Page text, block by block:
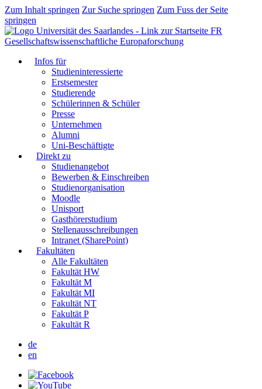
Zum Inhalt springen Zur Suche springen Zum Fuss der Seite
springen
FR
Gesellschaftswissenschaftliche Europaforschung
Infos für
Studieninteressierte
Erstsemester
Studierende
Schülerinnen & Schüler
Presse
Unternehmen
Alumni
Uni-Beschäftigte
Direkt zu
Studienangebot
Bewerben & Einschreiben
Studienorganisation
Moodle
Unisport
Gasthörerstudium
Stellenausschreibungen
Intranet (SharePoint)
Fakultäten
Alle Fakultäten
Fakultät HW
Fakultät M
Fakultät MI
Fakultät NT
Fakultät P
Fakultät R
de
en